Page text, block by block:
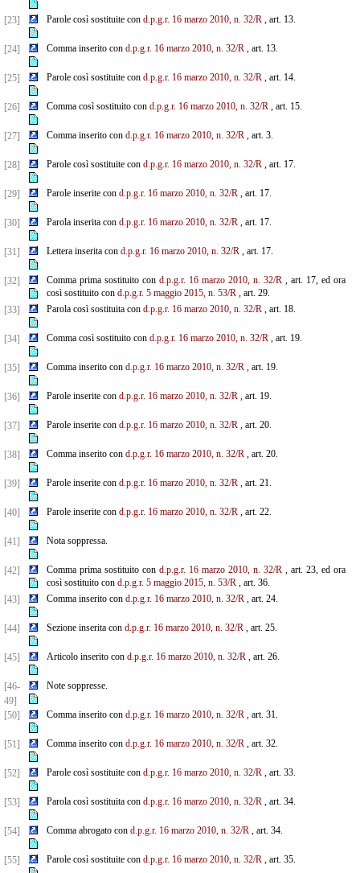
[23] Parole così sostituite con d.p.g.r. 16 marzo 2010, n. 32/R, art. 13.
[24] Comma inserito con d.p.g.r. 16 marzo 2010, n. 32/R, art. 13.
[25] Parole così sostituite con d.p.g.r. 16 marzo 2010, n. 32/R, art. 14.
[26] Comma così sostituito con d.p.g.r. 16 marzo 2010, n. 32/R, art. 15.
[27] Comma inserito con d.p.g.r. 16 marzo 2010, n. 32/R, art. 3.
[28] Parole così sostituite con d.p.g.r. 16 marzo 2010, n. 32/R, art. 17.
[29] Parole inserite con d.p.g.r. 16 marzo 2010, n. 32/R, art. 17.
[30] Parola inserita con d.p.g.r. 16 marzo 2010, n. 32/R, art. 17.
[31] Lettera inserita con d.p.g.r. 16 marzo 2010, n. 32/R, art. 17.
[32] Comma prima sostituito con d.p.g.r. 16 marzo 2010, n. 32/R, art. 17, ed ora
così sostituito con d.p.g.r. 5 maggio 2015, n. 53/R, art. 29.
[33]
Parola così sostituita con d.p.g.r. 16 marzo 2010, n. 32/R, art. 18.
[34] Comma così sostituito con d.p.g.r. 16 marzo 2010, n. 32/R, art. 19.
[35] Comma inserito con d.p.g.r. 16 marzo 2010, n. 32/R, art. 19.
[36] Parole inserite con d.p.g.r. 16 marzo 2010, n. 32/R, art. 19.
[37] Parole inserite con d.p.g.r. 16 marzo 2010, n. 32/R, art. 20.
[38] Comma inserito con d.p.g.r. 16 marzo 2010, n. 32/R, art. 20.
[39] Parole inserite con d.p.g.r. 16 marzo 2010, n. 32/R, art. 21.
[40] Parole inserite con d.p.g.r. 16 marzo 2010, n. 32/R, art. 22.
[41] Nota soppressa.
[42] Comma prima sostituito con d.p.g.r. 16 marzo 2010, n. 32/R, art. 23, ed ora
così sostituito con d.p.g.r. 5 maggio 2015, n. 53/R, art. 36.
[43]
Comma inserito con d.p.g.r. 16 marzo 2010, n. 32/R, art. 24.
[44] Sezione inserita con d.p.g.r. 16 marzo 2010, n. 32/R, art. 25.
[45] Articolo inserito con d.p.g.r. 16 marzo 2010, n. 32/R, art. 26.
[46-
49]
Note soppresse.
[50] Comma inserito con d.p.g.r. 16 marzo 2010, n. 32/R, art. 31.
[51] Comma inserito con d.p.g.r. 16 marzo 2010, n. 32/R, art. 32.
[52] Parole così sostituite con d.p.g.r. 16 marzo 2010, n. 32/R, art. 33.
[53] Parola così sostituita con d.p.g.r. 16 marzo 2010, n. 32/R, art. 34.
[54] Comma abrogato con d.p.g.r. 16 marzo 2010, n. 32/R, art. 34.
[55] Parole così sostituite con d.p.g.r. 16 marzo 2010, n. 32/R, art. 35.